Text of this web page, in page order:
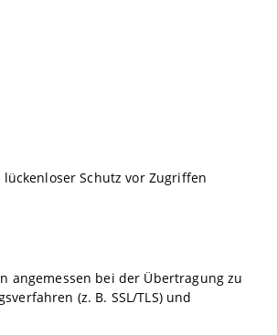
Schutz vor Zugriffen
angemessen bei der Übertragung zu
(z. B. SSL/TLS) und